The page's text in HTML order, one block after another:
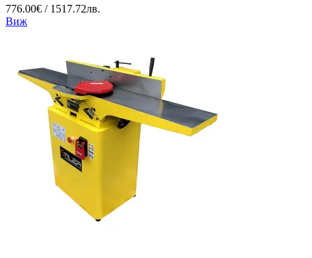
776.00€ / 1517.72лв.
Виж